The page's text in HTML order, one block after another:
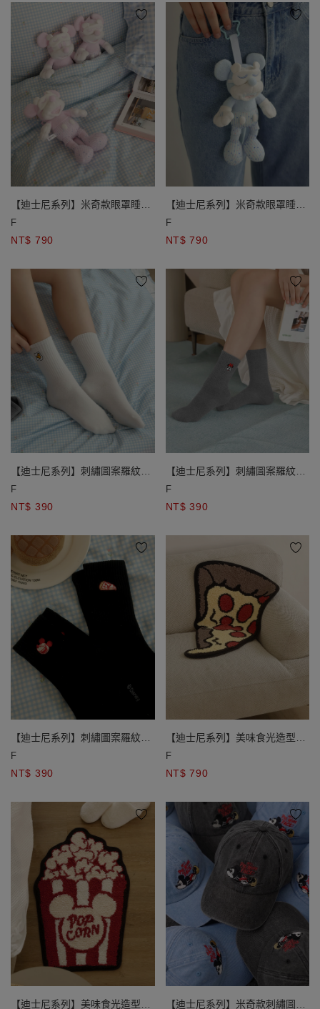
【迪士尼系列】米奇款眼罩睡衣
造型絨毛娃娃吊飾
F
NT$ 790
【迪士尼系列】米奇款眼罩睡衣
造型絨毛娃娃吊飾
F
NT$ 790
【迪士尼系列】刺繡圖案羅紋中
筒襪
F
NT$ 390
【迪士尼系列】刺繡圖案羅紋中
筒襪
F
NT$ 390
【迪士尼系列】刺繡圖案羅紋中
筒襪
F
NT$ 390
【迪士尼系列】美味食光造型地
墊 爆米花款/披薩款
F
NT$ 790
【迪士尼系列】美味食光造型地 【迪士尼系列】米奇款刺繡圖案